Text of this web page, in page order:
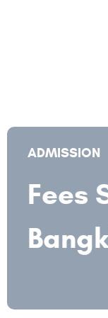
ADMISSION
Fees